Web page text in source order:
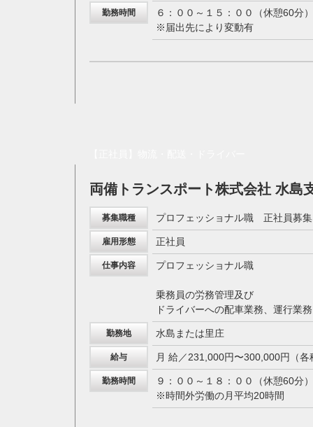
勤務時間
６：００～１５：００（休憩60分）
※届出先により変動有
両備トランスポート株式会社 水島
募集職種 プロフェッショナル職 正社員募
雇用形態 正社員
仕事内容 プロフェッショナル職
乗務員の労務管理及び
ドライバーへの配車業務、運行業務
勤務地 水島または里庄
給与 月 給／231,000円〜300,000円（各
勤務時間
９：００～１８：００（休憩60分）
※時間外労働の月平均20時間